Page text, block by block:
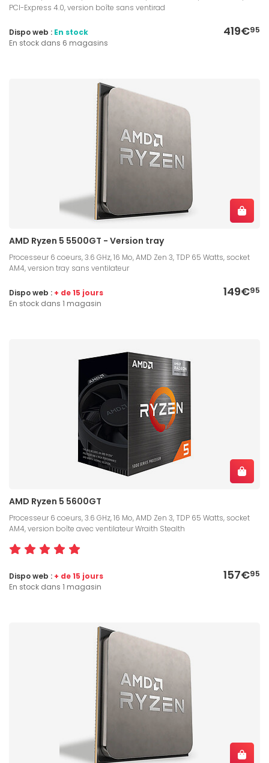
PCI-Express 4.0, version boîte sans ventirad
419€95
Dispo web : En stock
En stock dans 6 magasins
AMD Ryzen 5 5500GT - Version tray
Processeur 6 coeurs, 3.6 GHz, 16 Mo, AMD Zen 3, TDP 65 Watts, socket
AM4, version tray sans ventilateur
149€95
Dispo web : + de 15 jours
En stock dans 1 magasin
AMD Ryzen 5 5600GT
Processeur 6 coeurs, 3.6 GHz, 16 Mo, AMD Zen 3, TDP 65 Watts, socket
AM4, version boîte avec ventilateur Wraith Stealth
157€95
Dispo web : + de 15 jours
En stock dans 1 magasin